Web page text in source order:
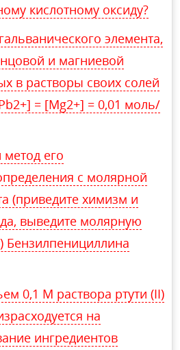
кислотному оксиду?
элемента,
и магниевой
в растворы своих солей
= [Mg2+] = 0,01 моль/
его
с молярной
(приведите химизм и
выведите молярную
Бензилпенициллина
0,1 М раствора ртути (II)
на
ингредиентов